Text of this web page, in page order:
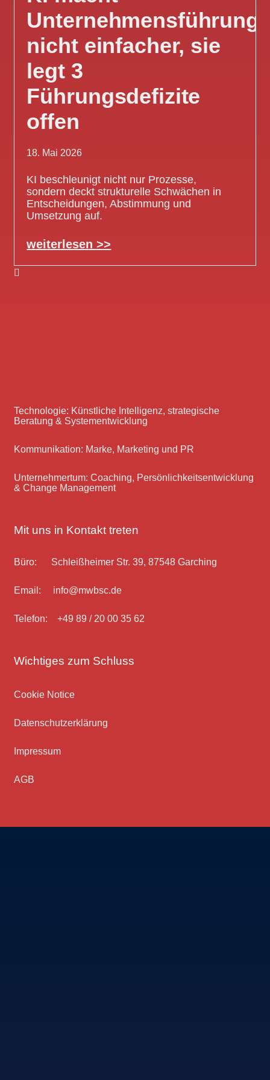
Unternehmensführung
nicht einfacher, sie
legt 3
Führungsdefizite
offen
18. Mai 2026
KI beschleunigt nicht nur Prozesse,
sondern deckt strukturelle Schwächen in
Entscheidungen, Abstimmung und
Umsetzung auf.
weiterlesen >>
Technologie: Künstliche Intelligenz, strategische
Beratung & Systementwicklung
Kommunikation: Marke, Marketing und PR
Unternehmertum: Coaching, Persönlichkeitsentwicklung
& Change Management
Mit uns in Kontakt treten
Büro: Schleißheimer Str. 39, 87548 Garching
Email: info@mwbsc.de
Telefon: +49 89 / 20 00 35 62
Wichtiges zum Schluss
Cookie Notice
Datenschutz­erklärung
Impressum
AGB